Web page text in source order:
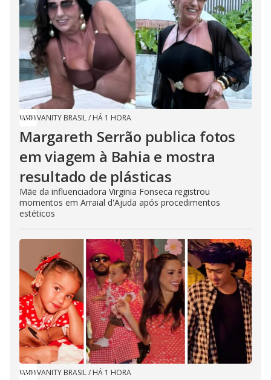
VANITY BRASIL/ HÁ 1 HORA
Margareth Serrão publica fotos
em viagem à Bahia e mostra
resultado de plásticas
Mãe da influenciadora Virginia Fonseca registrou
momentos em Arraial d'Ajuda após procedimentos
estéticos
VANITY BRASIL/ HÁ 1 HORA